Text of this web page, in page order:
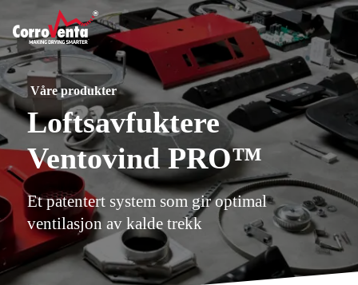
Våre produkter
Loftsavfuktere
Ventovind PRO™
Et patentert system som gir optimal
ventilasjon av kalde trekk